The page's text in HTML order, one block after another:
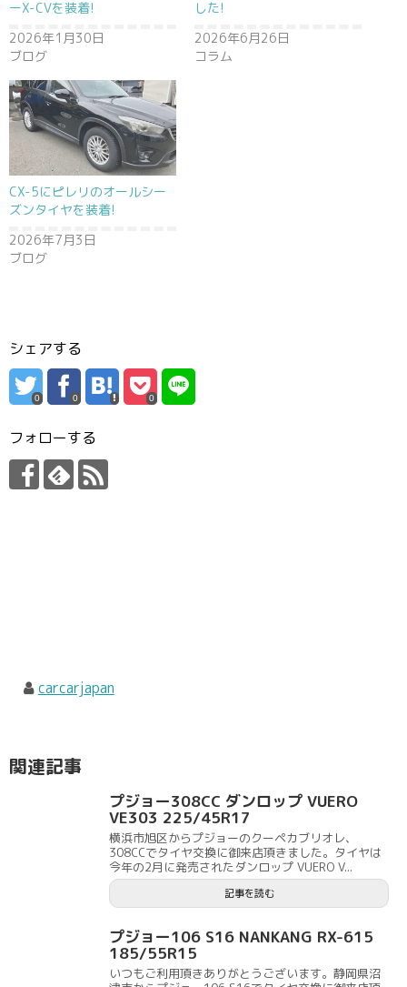
ーX-CVを装着!
2026年1月30日
ブログ
した!
2026年6月26日
コラム
CX-5にピレリのオールシー
ズンタイヤを装着!
2026年7月3日
ブログ
シェアする
0 0 0
フォローする
carcarjapan
関連記事
プジョー308CC ダンロップ VUERO
VE303 225/45R17
横浜市旭区からプジョーのクーペカブリオレ、
308CCでタイヤ交換に御来店頂きました。タイヤは
今年の2月に発売されたダンロップ VUERO V...
記事を読む
プジョー106 S16 NANKANG RX-615
185/55R15
いつもご利用頂きありがとうございます。静岡県沼